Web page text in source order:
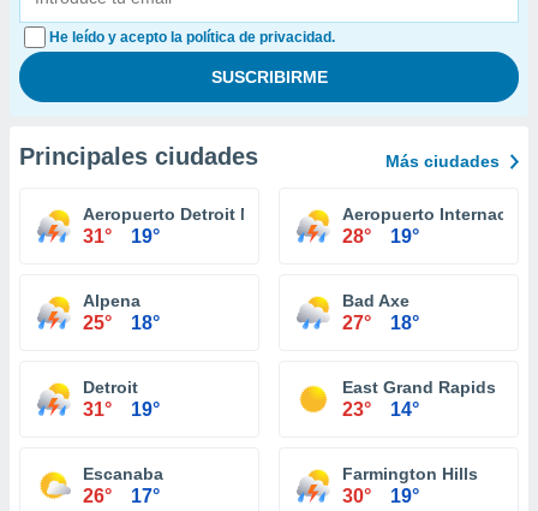
He leído y acepto la política de privacidad.
Principales ciudades Más ciudades
Aeropuerto Detroit Metropolitan Wayne County
31° 19°
Aeropuerto
28° 19°
Alpena
25° 18°
Bad Axe
27° 18°
Detroit
31° 19°
East Grand Rapids
23° 14°
Escanaba
26° 17°
Farmington Hills
30° 19°